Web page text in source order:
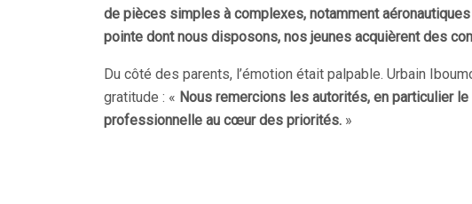
de pièces simples à complexes, notamment aéronautiques
pointe dont nous disposons, nos jeunes acquièrent des
Du côté des parents, l’émotion était palpable. Urbain
gratitude : « Nous remercions les autorités, en particulier
professionnelle au cœur des priorités. »